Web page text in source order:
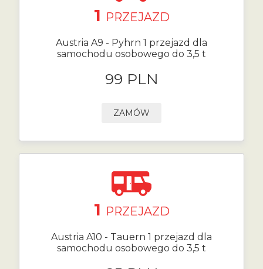
1 PRZEJAZD
Austria A9 - Pyhrn 1 przejazd dla
samochodu osobowego do 3,5 t
99 PLN
ZAMÓW
1 PRZEJAZD
Austria A10 - Tauern 1 przejazd dla
samochodu osobowego do 3,5 t